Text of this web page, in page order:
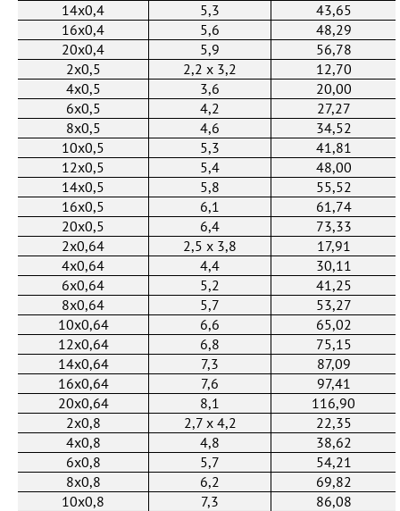
14x0,4
5,3
43,65
16x0,4
5,6
48,29
20x0,4
5,9
56,78
2x0,5
2,2 х 3,2
12,70
4x0,5
3,6
20,00
6x0,5
4,2
27,27
8x0,5
4,6
34,52
10x0,5
5,3
41,81
12x0,5
5,4
48,00
14x0,5
5,8
55,52
16x0,5
6,1
61,74
20x0,5
6,4
73,33
2x0,64
2,5 х 3,8
17,91
4x0,64
4,4
30,11
6x0,64
5,2
41,25
8x0,64
5,7
53,27
10x0,64
6,6
65,02
12x0,64
6,8
75,15
14x0,64
7,3
87,09
16x0,64
7,6
97,41
20x0,64
8,1
116,90
2x0,8
2,7 х 4,2
22,35
4x0,8
4,8
38,62
6x0,8
5,7
54,21
8x0,8
6,2
69,82
10x0,8
7,3
86,08